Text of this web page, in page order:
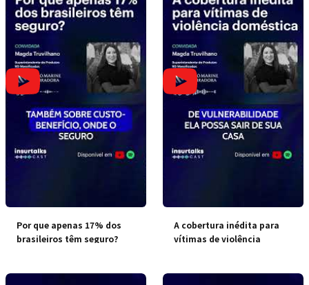
Por que apenas 17% dos
brasileiros têm seguro?
A cobertura inédita para
vítimas de violência